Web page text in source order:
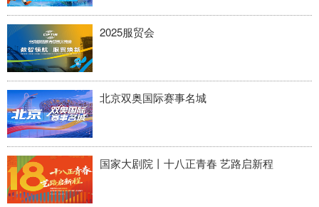
2025服贸会
北京双奥国际赛事名城
国家大剧院丨十八正青春 艺路启新程